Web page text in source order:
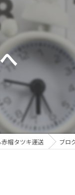
帽タツキ運送 ブロ